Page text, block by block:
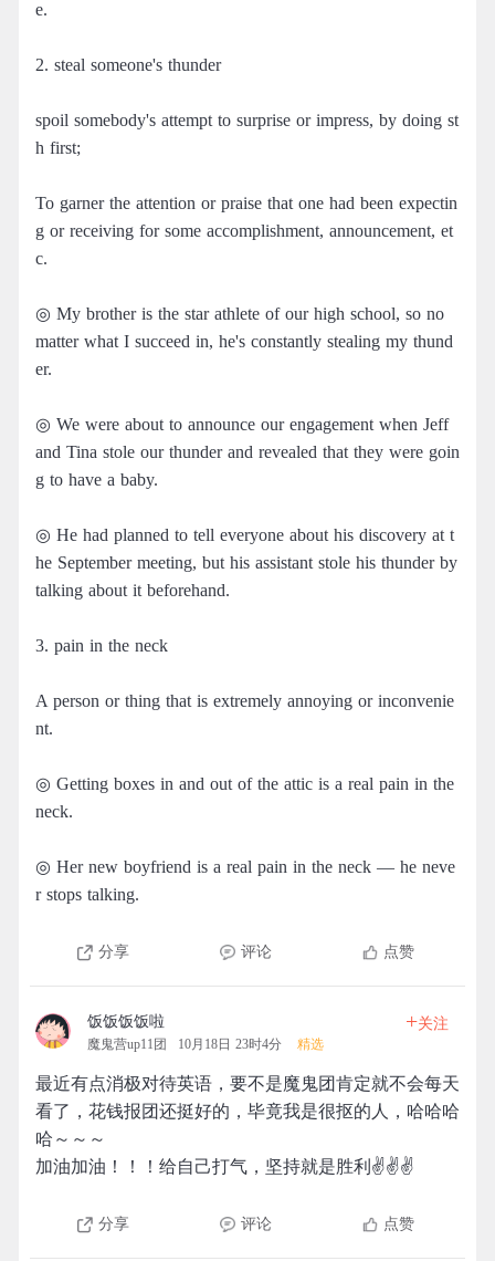
e.
2. steal someone's thunder
spoil somebody's attempt to surprise or impress, by doing st
h first;
To garner the attention or praise that one had been expectin
g or receiving for some accomplishment, announcement, et
c.
◎ My brother is the star athlete of our high school, so no
matter what I succeed in, he's constantly stealing my thund
er.
◎ We were about to announce our engagement when Jeff
and Tina stole our thunder and revealed that they were goin
g to have a baby.
◎ He had planned to tell everyone about his discovery at t
he September meeting, but his assistant stole his thunder by
talking about it beforehand.
3. pain in the neck
A person or thing that is extremely annoying or inconvenie
nt.
◎ Getting boxes in and out of the attic is a real pain in the
neck.
◎ Her new boyfriend is a real pain in the neck — he neve
r stops talking.
分享 评论 点赞
饭饭饭饭啦
魔鬼营up11团 10月18日 23时4分 精选
+关注
最近有点消极对待英语，要不是魔鬼团肯定就不会每天
看了，花钱报团还挺好的，毕竟我是很抠的人，哈哈哈
哈～～～
加油加油！！！给自己打气，坚持就是胜利✌️✌️✌️
分享 评论 点赞